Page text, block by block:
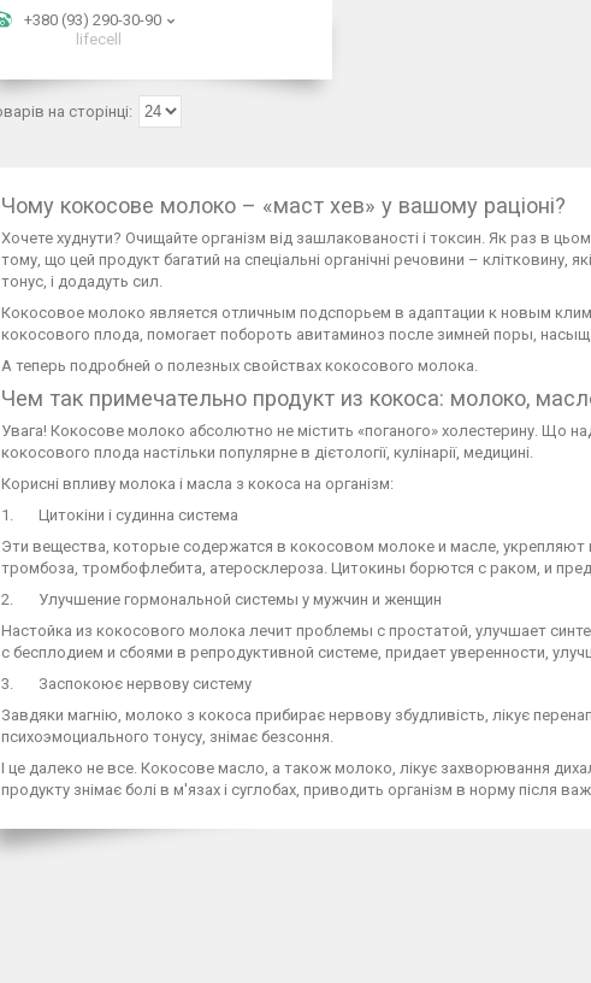
+380 (93) 290-30-90
lifecell
Чому кокосове молоко – «маст хев» у вашому раціоні?
Хочете худнути? Очищайте організм від зашлакованості і токсин. Як раз в
тому, що цей продукт багатий на спеціальні органічні речовини – клітковину,
тонус, і додадуть сил.
Кокосовое молоко является отличным подспорьем в адаптации к новым
кокосового плода, помогает побороть авитаминоз после зимней поры,
А теперь подробней о полезных свойствах кокосового молока.
Чем так примечательно продукт из кокоса: молоко,
Увага! Кокосове молоко абсолютно не містить «поганого» холестерину. Що
кокосового плода настільки популярне в дієтології, кулінарії, медицині.
Корисні впливу молока і масла з кокоса на організм:
1. Цитокіни і судинна система
Эти вещества, которые содержатся в кокосовом молоке и масле, укрепляют
тромбоза, тромбофлебита, атеросклероза. Цитокины борются с раком, и
2. Улучшение гормональной системы у мужчин и женщин
Настойка из кокосового молока лечит проблемы с простатой, улучшает
с бесплодием и сбоями в репродуктивной системе, придает уверенности,
3. Заспокоює нервову систему
Завдяки магнію, молоко з кокоса прибирає нервову збудливість, лікує
психоэмоциального тонусу, знімає безсоння.
І це далеко не все. Кокосове масло, а також молоко, лікує захворювання
продукту знімає болі в м'язах і суглобах, приводить організм в норму після